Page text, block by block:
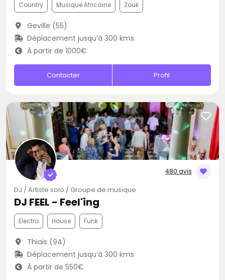
Country Musique Africaine Zouk
Geville (55)
Déplacement jusqu’à 300 kms
À partir de 1000€
Contacter Profil
480 avis
DJ / Artiste solo / Groupe de musique
DJ FEEL - Feel'ing
Electro House Funk
Thiais (94)
Déplacement jusqu’à 300 kms
À partir de 550€